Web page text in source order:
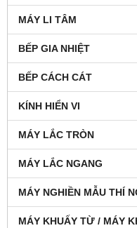
MÁY LI TÂM
BẾP GIA NHIỆT
BẾP CÁCH CÁT
KÍNH HIỂN VI
MÁY LẮC TRÒN
MÁY LẮC NGANG
MÁY NGHIỀN MẪU THÍ
MÁY KHUẤY TỪ / MÁY